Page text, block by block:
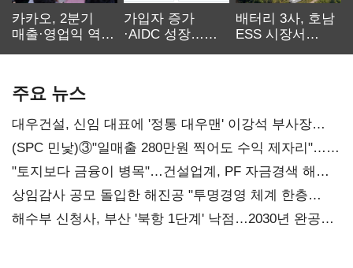
카카오, 2분기
매출·영업익 역대
가입자 증가
·AIDC 성장…
배터리 3사, 호남
ESS 시장서
주요 뉴스
대우건설, 신임 대표에 '정통 대우맨' 이강석 부사장
내정
(SPC 민낯)③"일매출 280만원 찍어도 수익 제자리"…
점주 울리는 '상시 할인'
"토지보다 금융이 병목"…건설업계, PF 자금경색 해소
목소리
상임감사 공모 돌입한 해진공 "투명경영 체계 한층
강화"
해수부 신청사, 부산 '북항 1단계' 낙점…2030년 완공